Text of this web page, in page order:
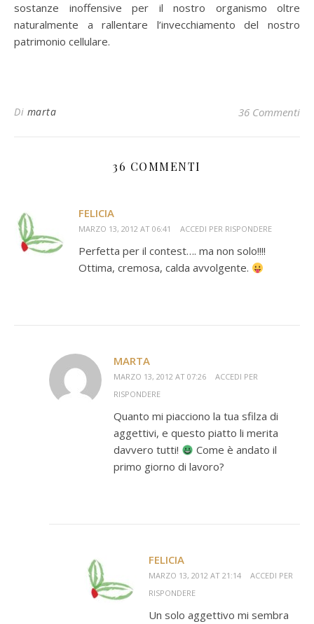
sostanze inoffensive per il nostro organismo oltre
naturalmente a rallentare l’invecchiamento del nostro
patrimonio cellulare.
Di marta 36 Commenti
36 COMMENTI
FELICIA
MARZO 13, 2012 AT 06:41 ACCEDI PER RISPONDERE
Perfetta per il contest…. ma non solo!!!!
Ottima, cremosa, calda avvolgente.
MARTA
MARZO 13, 2012 AT 07:26
ACCEDI PER
RISPONDERE
Quanto mi piacciono la tua sfilza di
aggettivi, e questo piatto li merita
davvero tutti!
Come è andato il
primo giorno di lavoro?
FELICIA
MARZO 13, 2012 AT 21:14
ACCEDI PER
RISPONDERE
Un solo aggettivo mi sembra